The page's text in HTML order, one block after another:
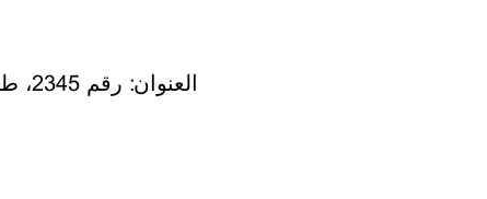
العنوان: رقم 2345، طريق لونغيانغ، منطقة بودونغ الجديدة، شنغهاي، الصين